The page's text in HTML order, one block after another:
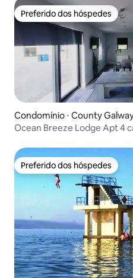
Preferido dos hóspedes
Preferido dos hóspedes
Condomínio ⋅ County
Ocean Breeze Lodge Apt 4
Preferido dos hóspedes
Preferido dos hóspedes